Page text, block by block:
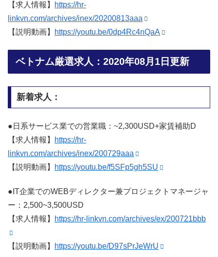
【求人情報】
https://hr-
linkvn.com/archives/inex/20200813aaa
【説明動画】
https://youtu.be/0dp4Rc4nQaA
ベトナム厳選求人：2020年08月1日更新
新着求人：
●日系サービス業での営業職：~2,300USD+家賃補助D
【求人情報】
https://hr-
linkvn.com/archives/inex/200729aaa
【説明動画】
https://youtu.be/f5SFp5gh5SU
●IT企業でのWEBディレクター兼プロジェクトマネージャ
ー：2,500~3,500USD
【求人情報】
https://hr-linkvn.com/archives/ex/200721bbb
【説明動画】 https://youtu.be/D97sPrJeWrU